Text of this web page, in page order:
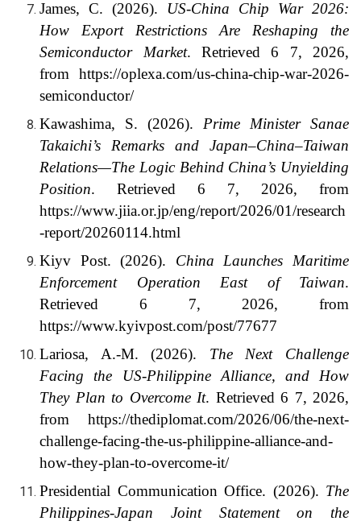
James, C. (2026). US-China Chip War 2026:
How Export Restrictions Are Reshaping the
Semiconductor Market. Retrieved 6 7, 2026,
from https://oplexa.com/us-china-chip-war-2026-
semiconductor/
Kawashima, S. (2026). Prime Minister Sanae
Takaichi’s Remarks and Japan–China–Taiwan
Relations—The Logic Behind China’s Unyielding
Position. Retrieved 6 7, 2026, from
https://www.jiia.or.jp/eng/report/2026/01/research
-report/20260114.html
Kiyv Post. (2026). China Launches Maritime
Enforcement Operation East of Taiwan.
Retrieved 6 7, 2026, from
https://www.kyivpost.com/post/77677
Lariosa, A.-M. (2026). The Next Challenge
Facing the US-Philippine Alliance, and How
They Plan to Overcome It. Retrieved 6 7, 2026,
from https://thediplomat.com/2026/06/the-next-
challenge-facing-the-us-philippine-alliance-and-
how-they-plan-to-overcome-it/
Presidential Communication Office. (2026). The
Philippines-Japan Joint Statement on the